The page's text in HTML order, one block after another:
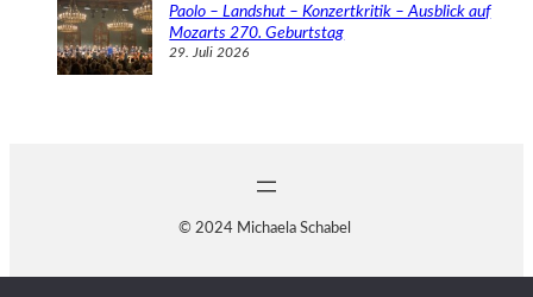
Paolo – Landshut – Konzertkritik – Ausblick auf
Mozarts 270. Geburtstag
29. Juli 2026
© 2024 Michaela Schabel